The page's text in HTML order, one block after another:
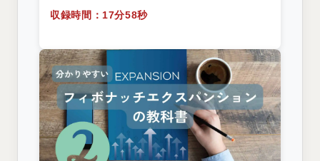
収録時間：17分58秒